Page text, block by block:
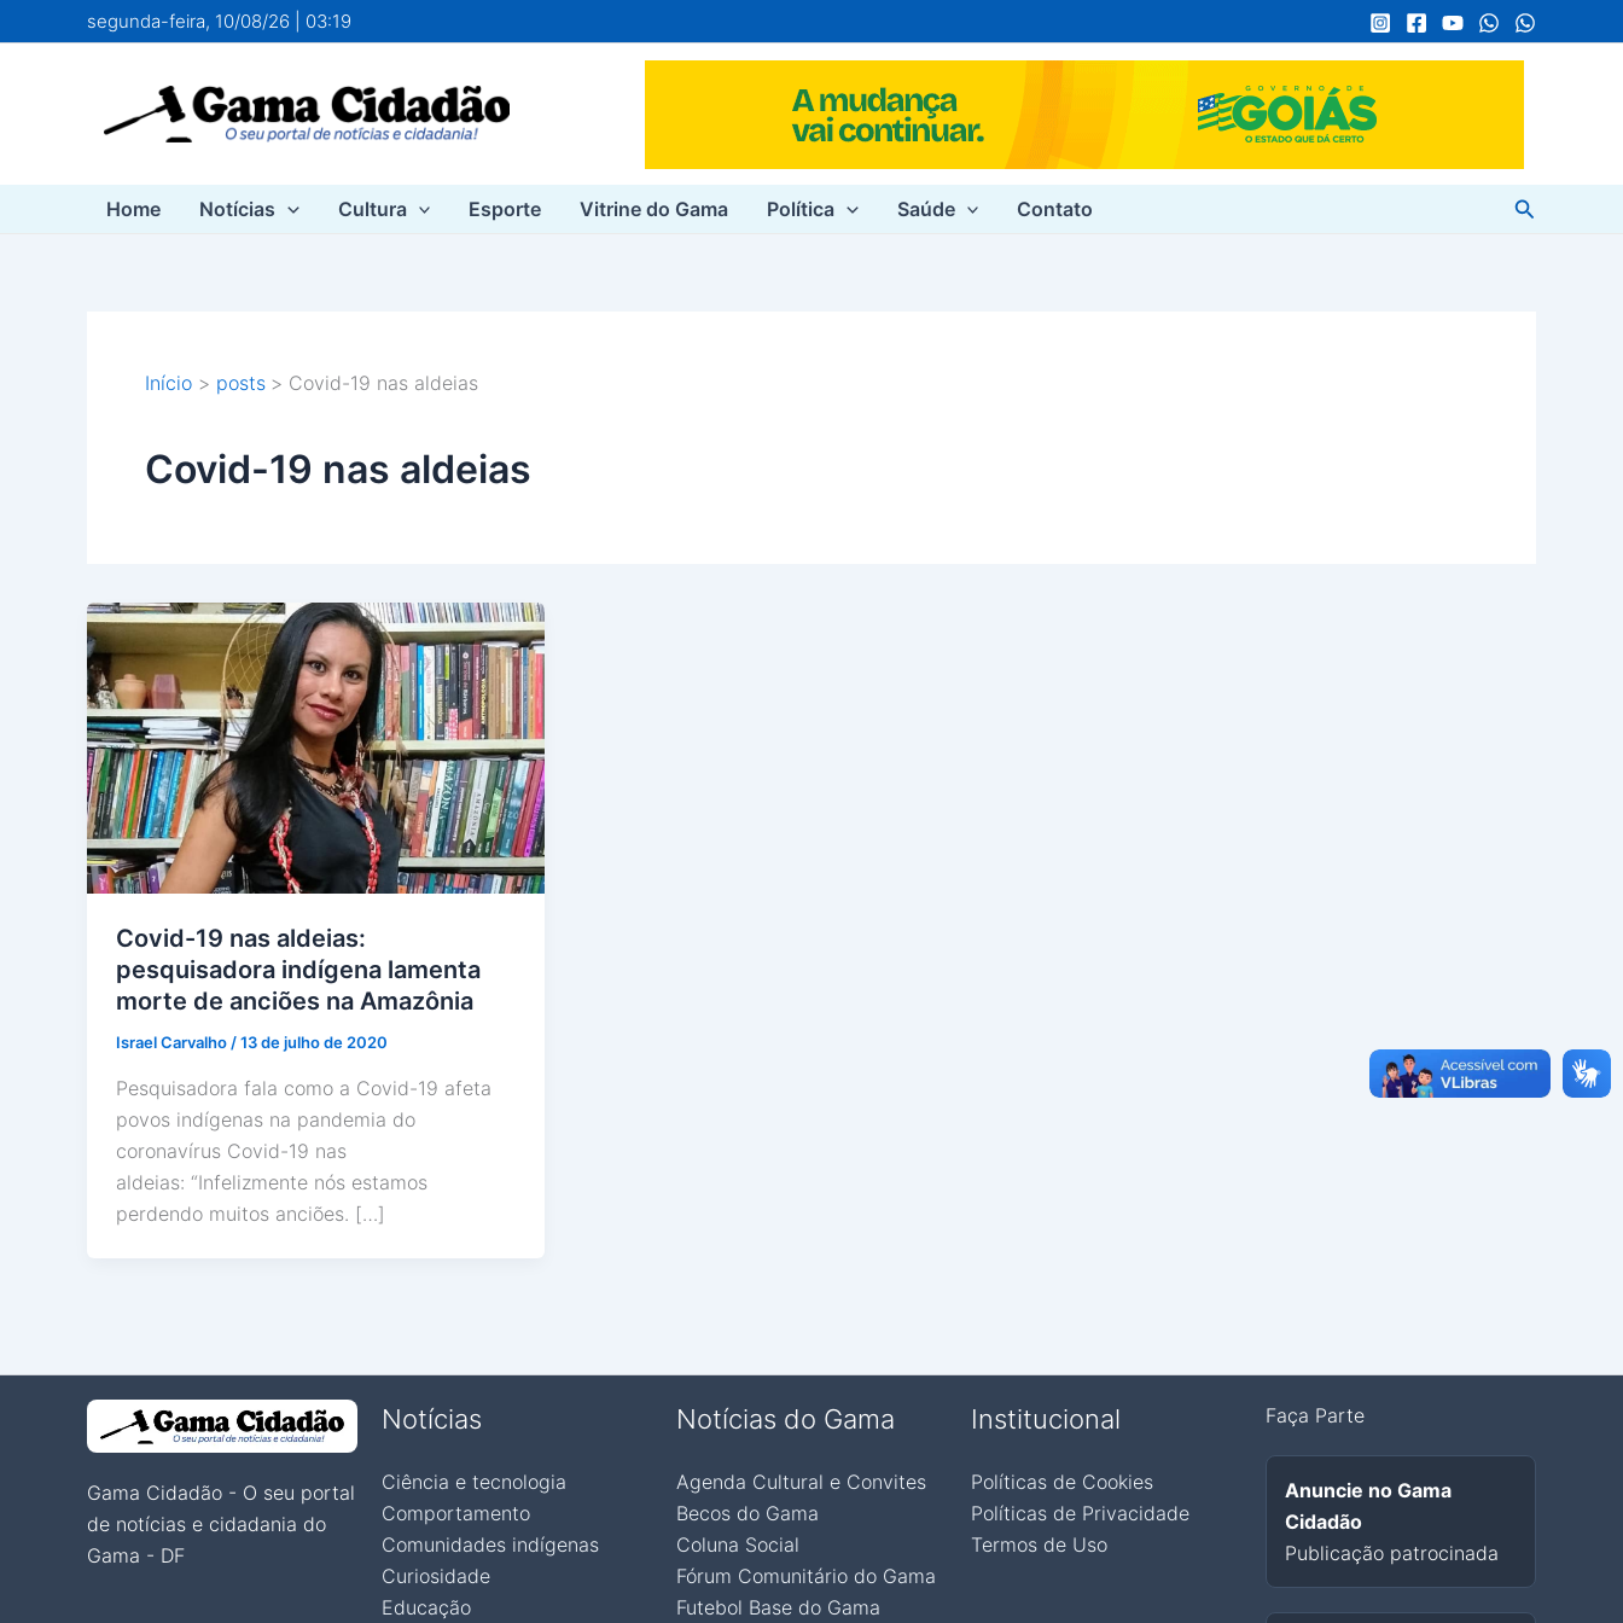
para
segunda-feira, 10/08/26 | 03:19
Home Notícias Cultura Esporte Vitrine do Gama Política Saúde Contato Pesquisar
Início posts Covid-19 nas aldeias
Covid-19 nas aldeias
Covid-19 nas aldeias:
pesquisadora indígena lamenta
morte de anciões na Amazônia
Israel Carvalho /13 de julho de 2020
Pesquisadora fala como a Covid-19 afeta
povos indígenas na pandemia do
coronavírus Covid-19 nas
aldeias: “Infelizmente nós estamos
perdendo muitos anciões. […]
Gama Cidadão - O seu portal
de notícias e cidadania do
Gama - DF
Notícias
Ciência e tecnologia
Comportamento
Comunidades indígenas
Curiosidade
Educação
Notícias do Gama
Agenda Cultural e Convites
Becos do Gama
Coluna Social
Fórum Comunitário do Gama
Futebol Base do Gama
Institucional
Políticas de Cookies
Políticas de Privacidade
Termos de Uso
Faça Parte
Anuncie no Gama
Cidadão
Publicação patrocinada